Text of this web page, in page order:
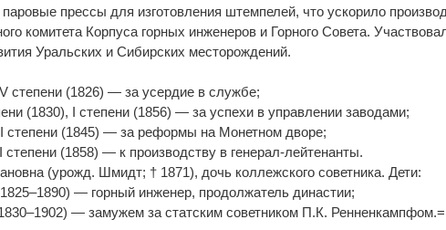
прессы для изготовления штемпелей, что ускорило
комитета Корпуса горных инженеров и Горного Совета.
Уральских и Сибирских месторождений.
степени (1826) — за усердие в службе;
(1830), I степени (1856) — за успехи в управлении заводами;
степени (1845) — за реформы на Монетном дворе;
(1858) — к производству в генерал-лейтенанты.
(урожд. Шмидт; † 1871), дочь коллежского советника. Дети:
— горный инженер, продолжатель династии;
— замужем за статским советником П.К. Ренненкампфом.=